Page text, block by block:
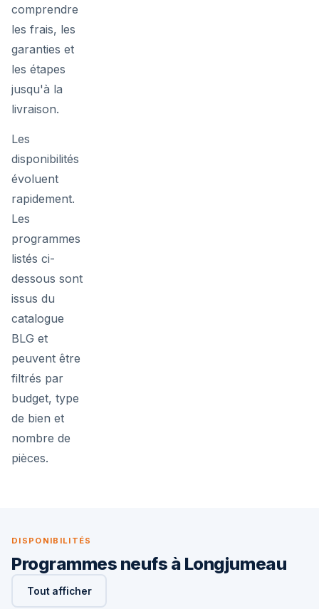
comprendre
les frais, les
garanties et
les étapes
jusqu'à la
livraison.
Les
disponibilités
évoluent
rapidement.
Les
programmes
listés ci-
dessous sont
issus du
catalogue
BLG et
peuvent être
filtrés par
budget, type
de bien et
nombre de
pièces.
DISPONIBILITÉS
Programmes neufs à Longjumeau
Tout afficher